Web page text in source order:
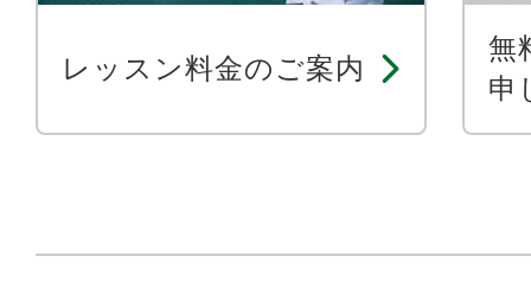
レッスン料金のご案内
無
申